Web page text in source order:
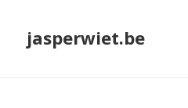
jasperwiet.be